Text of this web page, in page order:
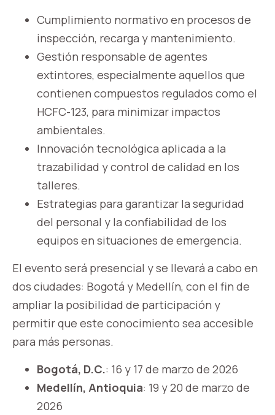
Cumplimiento normativo en procesos de
inspección, recarga y mantenimiento.
Gestión responsable de agentes
extintores, especialmente aquellos que
contienen compuestos regulados como el
HCFC-123, para minimizar impactos
ambientales.
Innovación tecnológica aplicada a la
trazabilidad y control de calidad en los
talleres.
Estrategias para garantizar la seguridad
del personal y la confiabilidad de los
equipos en situaciones de emergencia.
El evento será presencial y se llevará a cabo en
dos ciudades: Bogotá y Medellín, con el fin de
ampliar la posibilidad de participación y
permitir que este conocimiento sea accesible
para más personas.
Bogotá, D.C.: 16 y 17 de marzo de 2026
Medellín, Antioquia: 19 y 20 de marzo de
2026